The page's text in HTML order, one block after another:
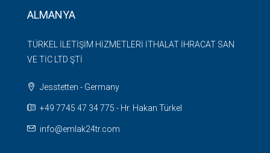
ALMANYA
TÜRKEL İLETİŞİM HİZMETLERİ İTHALAT İHRACAT SAN
VE TİC LTD ŞTİ
Jesstetten - Germany
+49 7745 47 34 775 - Hr. Hakan Türkel
info@emlak24tr.com